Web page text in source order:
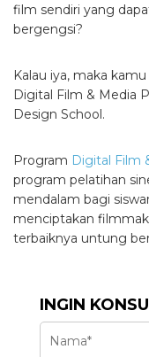
film sendiri yang
bergengsi?
Kalau iya, maka
Digital Film & Media
Design School.
Program Digital Film
program pelatihan
mendalam bagi
menciptakan
terbaiknya untung
INGIN